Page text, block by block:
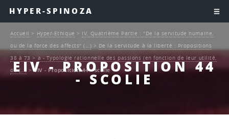
HYPER-SPINOZA
EIV - PROPOSITION 44
- SCOLIE
Accueil > Hyper-Ethique > IV. Quatrième Partie : "De la servitude humaine,
ou de la force des affects" (…) > De la servitude à la liberté : Propositions
38 à 73 >a - Typologie rationnelle des passions (en fonction de leur utilité,
ou (…)
>EIV - Proposition 44 - scolie